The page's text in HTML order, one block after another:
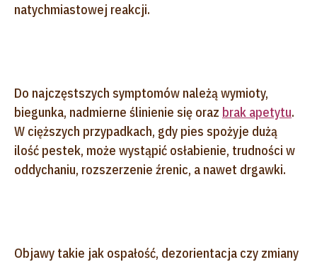
natychmiastowej reakcji.
Do najczęstszych symptomów należą wymioty,
biegunka, nadmierne ślinienie się oraz brak apetytu.
W cięższych przypadkach, gdy pies spożyje dużą
ilość pestek, może wystąpić osłabienie, trudności w
oddychaniu, rozszerzenie źrenic, a nawet drgawki.
Objawy takie jak ospałość, dezorientacja czy zmiany